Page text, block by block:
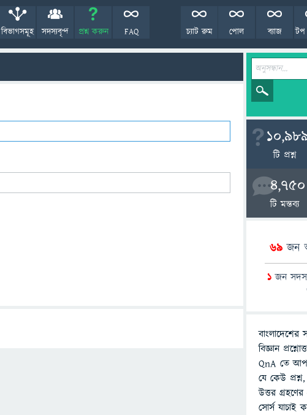
বিভাগসমূহ সদস্যবৃন্দ প্রশ্ন করুন FAQ টপ
ব্যাজ
পোল
চ্যাট রুম
টি প্রশ্ন
4,750
টি মন্তব্য
69 জন
1 জন
বাংলাদেশের
বিজ্ঞান
QnA তে
যে কেউ
উত্তর
সোর্স যাচাই